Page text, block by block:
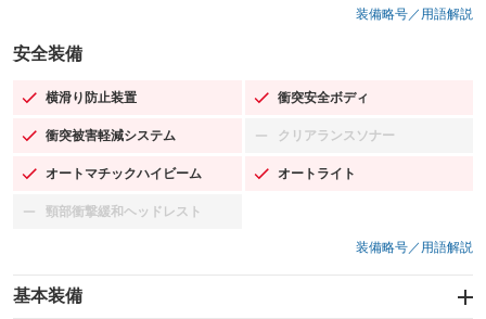
装備略号／用語解説
安全装備
横滑り防止装置
：装備あり 衝突安全ボディ
：装備あり
衝突被害軽減システム
：装備あり クリアランスソナー
：装備なし
オートマチックハイビーム
：装備あり オートライト
：装備あり
頸部衝撃緩和ヘッドレスト
：装備なし
装備略号／用語解説
基本装備